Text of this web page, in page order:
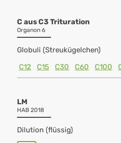
C aus C3 Trituration
Organon 6
Globuli (Streukügelchen)
C12
C15 C30 C60 C100
LM
HAB 2018
Dilution (flüssig)